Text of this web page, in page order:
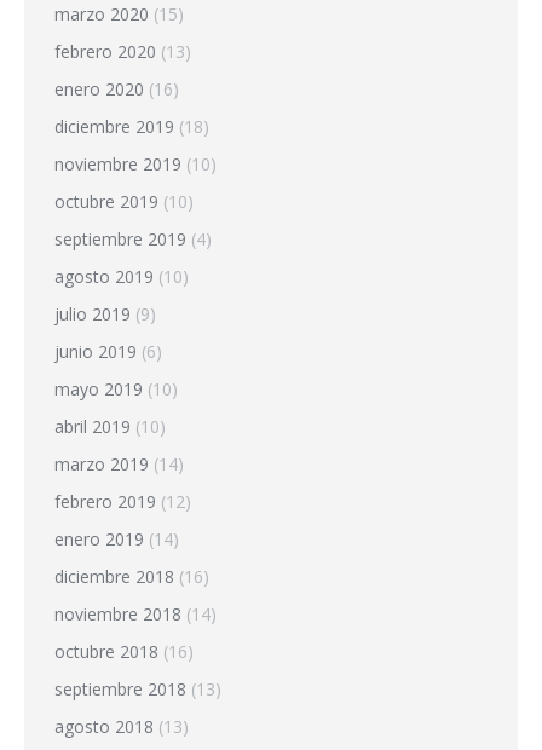
marzo 2020 (15)
febrero 2020 (13)
enero 2020 (16)
diciembre 2019 (18)
noviembre 2019 (10)
octubre 2019 (10)
septiembre 2019 (4)
agosto 2019 (10)
julio 2019 (9)
junio 2019 (6)
mayo 2019 (10)
abril 2019 (10)
marzo 2019 (14)
febrero 2019 (12)
enero 2019 (14)
diciembre 2018 (16)
noviembre 2018 (14)
octubre 2018 (16)
septiembre 2018 (13)
agosto 2018 (13)